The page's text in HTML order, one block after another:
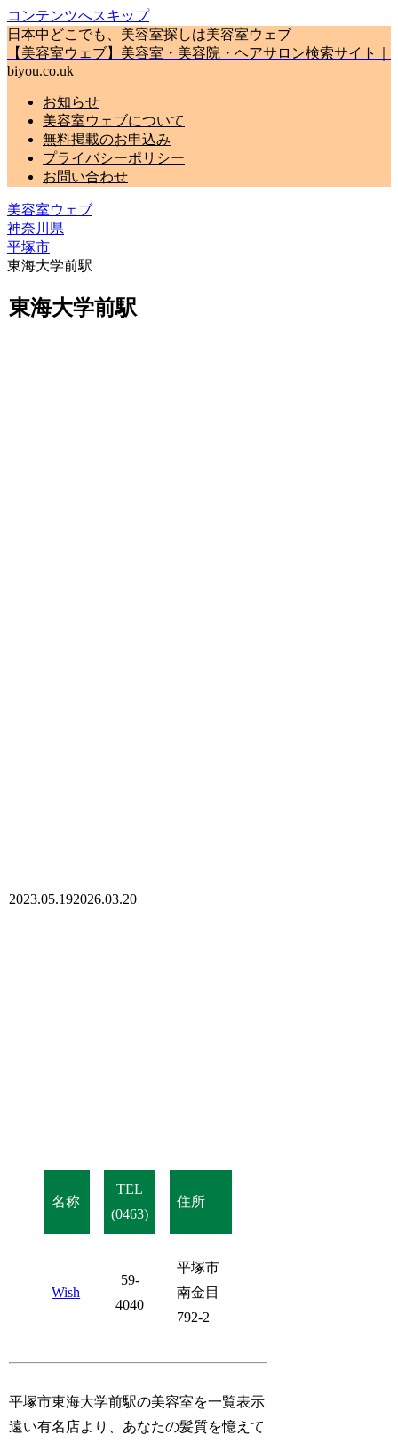
コンテンツへスキップ
日本中どこでも、美容室探しは美容室ウェブ
【美容室ウェブ】美容室・美容院・ヘアサロン検索サイト｜
biyou.co.uk
お知らせ
美容室ウェブについて
無料掲載のお申込み
プライバシーポリシー
お問い合わせ
美容室ウェブ
神奈川県
平塚市
東海大学前駅
東海大学前駅
2023.05.192026.03.20
名称
TEL
(0463)
住所
Wish
59-
4040
平塚市
南金目
792-2
平塚市東海大学前駅の美容室を一覧表示
遠い有名店より、あなたの髪質を憶えて